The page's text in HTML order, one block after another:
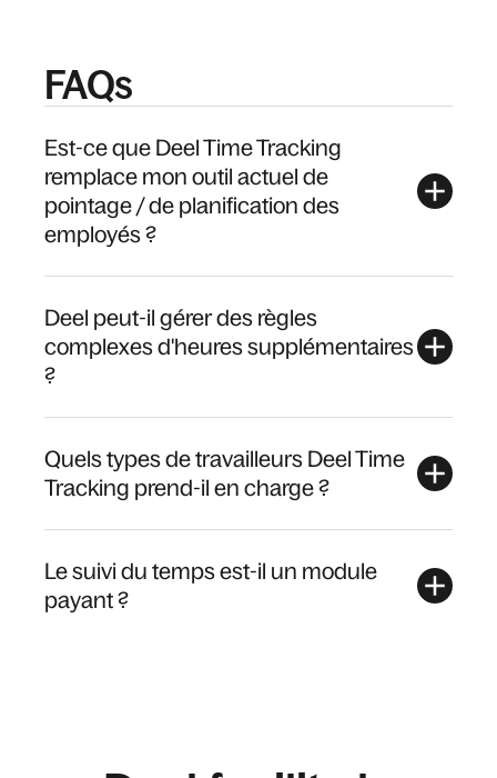
FAQs
Est-ce que Deel Time Tracking
remplace mon outil actuel de
pointage / de planification des
employés ?
Deel peut-il gérer des règles
complexes d'heures supplémentaires
?
Quels types de travailleurs Deel Time
Tracking prend-il en charge ?
Le suivi du temps est-il un module
payant ?